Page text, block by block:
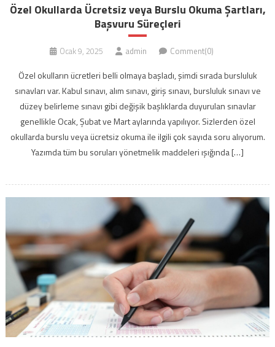
Özel Okullarda Ücretsiz veya Burslu Okuma Şartları,
Başvuru Süreçleri
Ocak 9, 2025 admin Comment(0)
Özel okulların ücretleri belli olmaya başladı, şimdi sırada bursluluk
sınavları var. Kabul sınavı, alım sınavı, giriş sınavı, bursluluk sınavı ve
düzey belirleme sınavı gibi değişik başlıklarda duyurulan sınavlar
genellikle Ocak, Şubat ve Mart aylarında yapılıyor. Sizlerden özel
okullarda burslu veya ücretsiz okuma ile ilgili çok sayıda soru alıyorum.
Yazımda tüm bu soruları yönetmelik maddeleri ışığında […]